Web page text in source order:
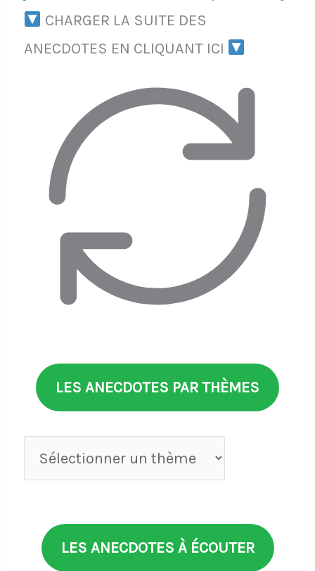
CHARGER LA SUITE DES
ANECDOTES EN CLIQUANT ICI
LES ANECDOTES PAR THÈMES
Anecdotes
par
LES ANECDOTES À ÉCOUTER